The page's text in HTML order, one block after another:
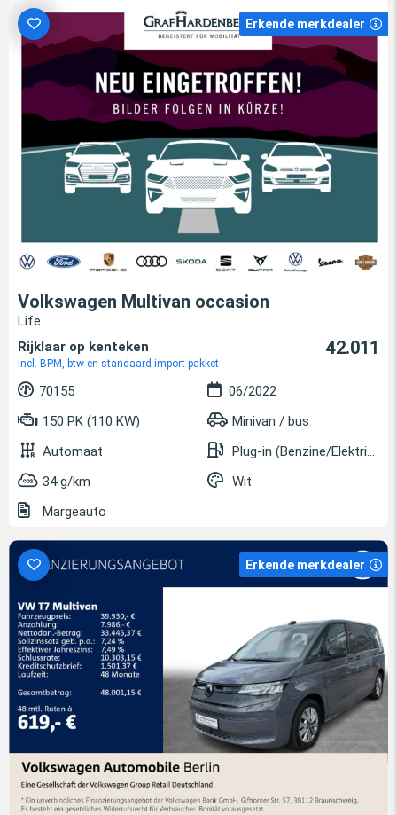
Erkende merkdealer
Volkswagen Multivan occasion
Life
Rijklaar op kenteken
incl. BPM, btw en standaard import pakket
42.011
70155
06/2022
150 PK (110 KW)
Minivan / bus
Automaat
Plug-in (Benzine/Elektrisch)
34 g/km
Wit
Margeauto
Erkende merkdealer